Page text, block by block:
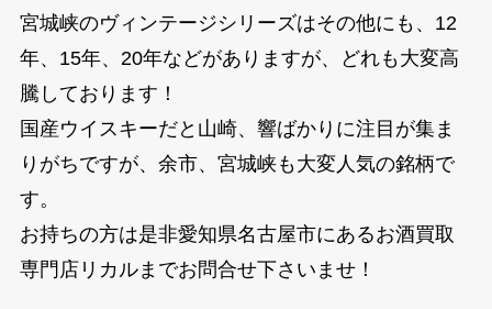
宮城峡のヴィンテージシリーズはその他にも、12
年、15年、20年などがありますが、どれも大変高
騰しております！
国産ウイスキーだと山崎、響ばかりに注目が集ま
りがちですが、余市、宮城峡も大変人気の銘柄で
す。
お持ちの方は是非愛知県名古屋市にあるお酒買取
専門店リカルまでお問合せ下さいませ！